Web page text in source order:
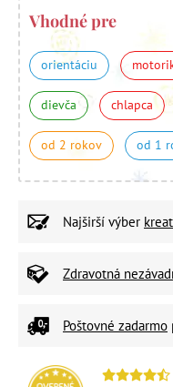
Vhodné pre
orientáciu
dievča chlapca
od 2 rokov od 1
Najširší výber
Zdravotná
Poštovné zadarmo